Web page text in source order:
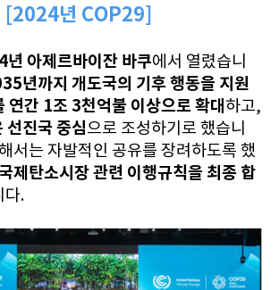
[2024년 COP29]
아제르바이잔 바쿠에서 열렸습니
년까지 개도국의 기후 행동을 지원
연간 1조 3천억불 이상으로 확대하고,
선진국 중심으로 조성하기로 했습니
서는 자발적인 공유를 장려하도록 했
제탄소시장 관련 이행규칙을 최종 합
다.